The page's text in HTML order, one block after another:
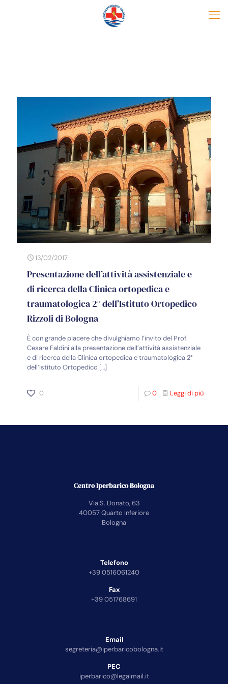
13/02/2017
Presentazione dell’attività assistenziale e
di ricerca della Clinica ortopedica e
traumatologica 2° dell’Istituto Ortopedico
Rizzoli di Bologna
È con grande piacere che divulghiamo l’invito del Prof.
Cesare Faldini alla presentazione dell’attività assistenziale
e di ricerca della Clinica ortopedica e traumatologica 2°
dell’Istituto Ortopedico […]
0 0 Leggi di più
Centro Iperbarico Bologna
Via S. Donato, 63
40057 Quarto Inferiore
Bologna
Telefono
+39 0516061240
Fax
+39 051768691
Email
segreteria@iperbaricobologna.it
PEC
iperbarico@legalmail.it